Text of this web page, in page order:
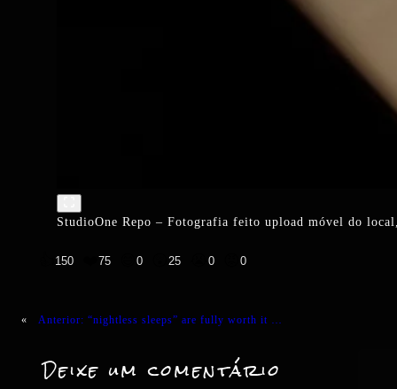
StudioOne Repo – Fotografia feito upload móvel do
150 75 0 25 0 0
« Anterior: “nightless sleeps” are fully worth it …
Deixe um comentário